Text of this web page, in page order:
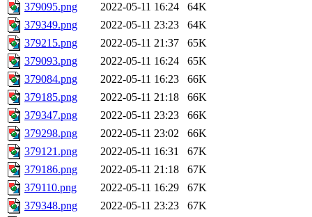
379095.png
2022-05-11 16:24
64K
379349.png
2022-05-11 23:23
64K
379215.png
2022-05-11 21:37
65K
379093.png
2022-05-11 16:24
65K
379084.png
2022-05-11 16:23
66K
379185.png
2022-05-11 21:18
66K
379347.png
2022-05-11 23:23
66K
379298.png
2022-05-11 23:02
66K
379121.png
2022-05-11 16:31
67K
379186.png
2022-05-11 21:18
67K
379110.png
2022-05-11 16:29
67K
379348.png
2022-05-11 23:23
67K